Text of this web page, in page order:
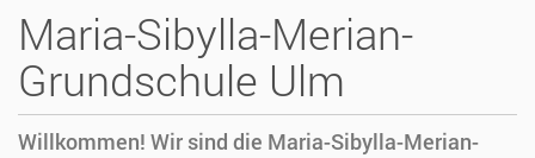
Maria-Sibylla-Merian-
Grundschule Ulm
Willkommen! Wir sind die Maria-Sibylla-Merian-